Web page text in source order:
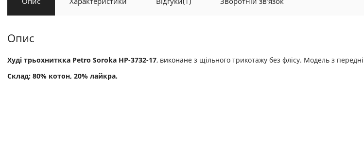
Опис
Худі трьохниткка Petro Soroka НР-3732-17, виконане з щільного трикотажу без флісу. Модель з
Склад: 80% котон, 20% лайкра.